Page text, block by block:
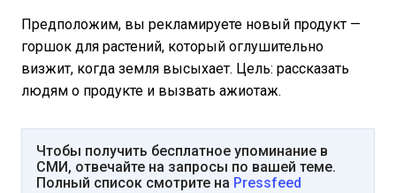
Предположим, вы рекламируете новый продукт —
горшок для растений, который оглушительно
визжит, когда земля высыхает. Цель: рассказать
людям о продукте и вызвать ажиотаж.
Чтобы получить бесплатное упоминание в
СМИ, отвечайте на запросы по вашей теме.
Полный список смотрите на Pressfeed